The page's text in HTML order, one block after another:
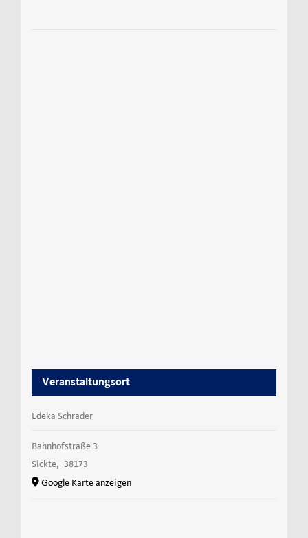
Veranstaltungsort
Edeka Schrader
Bahnhofstraße 3
Sickte, 38173
Google Karte anzeigen